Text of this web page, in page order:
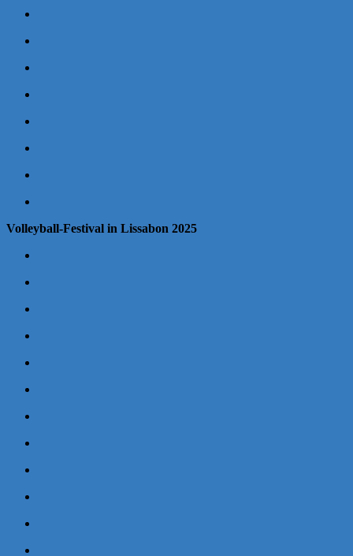
Volleyball-Festival in Lissabon 2025